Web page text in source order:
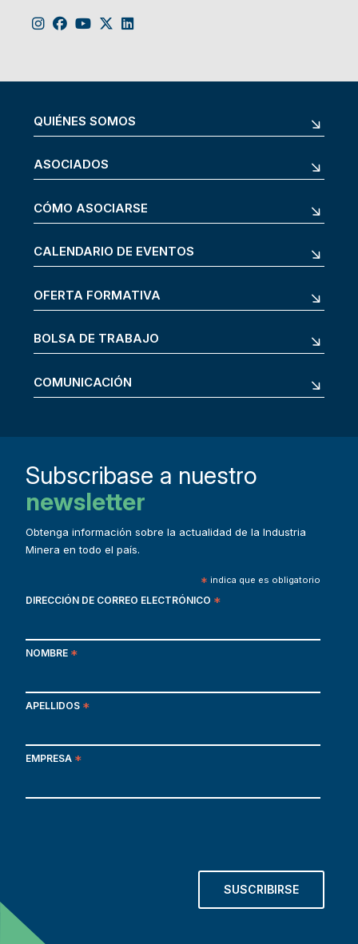
QUIÉNES SOMOS
ASOCIADOS
CÓMO ASOCIARSE
CALENDARIO DE EVENTOS
OFERTA FORMATIVA
BOLSA DE TRABAJO
COMUNICACIÓN
Subscribase a nuestro
newsletter
Obtenga información sobre la actualidad de la Industria
Minera en todo el país.
* indica que es obligatorio
DIRECCIÓN DE CORREO ELECTRÓNICO *
NOMBRE *
APELLIDOS *
EMPRESA *